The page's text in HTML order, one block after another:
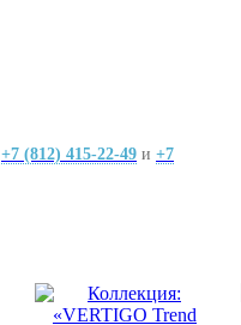
+7 (812) 415-22-49 и +7